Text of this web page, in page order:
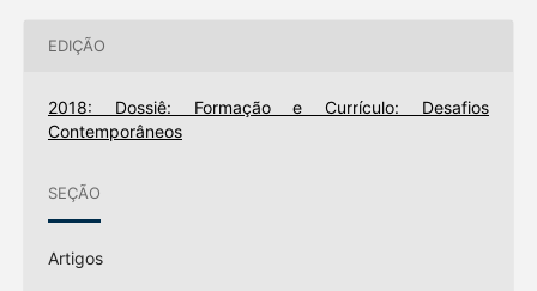
EDIÇÃO
2018: Dossiê: Formação e Currículo: Desafios
Contemporâneos
SEÇÃO
Artigos